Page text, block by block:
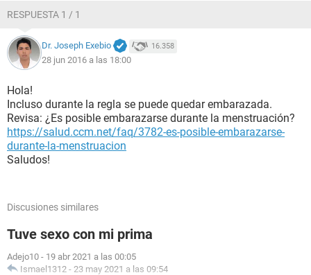
RESPUESTA 1 / 1
Dr. Joseph Exebio 16.358
28 jun 2016 a las 18:00
Hola!
Incluso durante la regla se puede quedar embarazada.
Revisa: ¿Es posible embarazarse durante la menstruación?
https://salud.ccm.net/faq/3782-es-posible-embarazarse-
durante-la-menstruacion
Saludos!
Discusiones similares
Tuve sexo con mi prima
Adejo10 - 19 abr 2021 a las 00:05
Ismael1312 - 23 may 2021 a las 09:54